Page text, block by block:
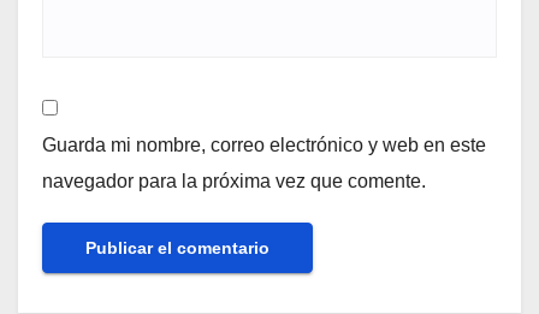
Guarda mi nombre, correo electrónico y web en este
navegador para la próxima vez que comente.